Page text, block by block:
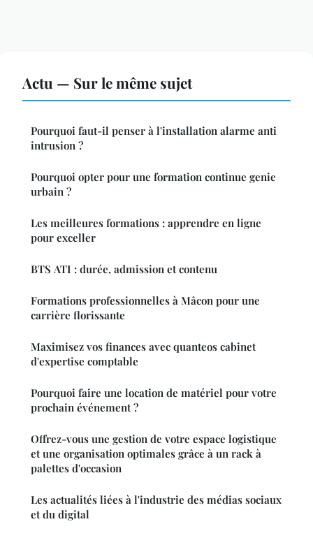
Actu — Sur le même sujet
Pourquoi faut-il penser à l'installation alarme anti
intrusion ?
Pourquoi opter pour une formation continue genie
urbain ?
Les meilleures formations : apprendre en ligne
pour exceller
BTS ATI : durée, admission et contenu
Formations professionnelles à Mâcon pour une
carrière florissante
Maximisez vos finances avec quanteos cabinet
d'expertise comptable
Pourquoi faire une location de matériel pour votre
prochain événement ?
Offrez-vous une gestion de votre espace logistique
et une organisation optimales grâce à un rack à
palettes d'occasion
Les actualités liées à l'industrie des médias sociaux
et du digital